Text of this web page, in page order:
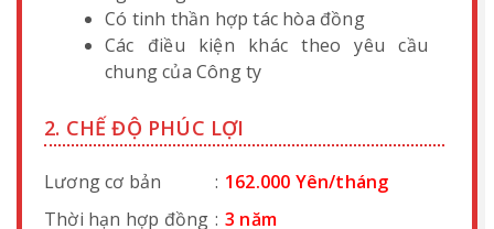
Có tinh thần hợp tác hòa đồng
Các điều kiện khác theo yêu cầu
chung của Công ty
2. CHẾ ĐỘ PHÚC LỢI
Lương cơ bản : 162.000 Yên/tháng
Thời hạn hợp đồng : 3 năm